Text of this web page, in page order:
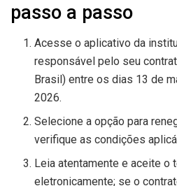
passo a passo
Acesse o aplicativo da
responsável pelo seu
Brasil) entre os dias 13 de
2026.
Selecione a opção para
verifique as condições
Leia atentamente e aceite o
eletronicamente; se o